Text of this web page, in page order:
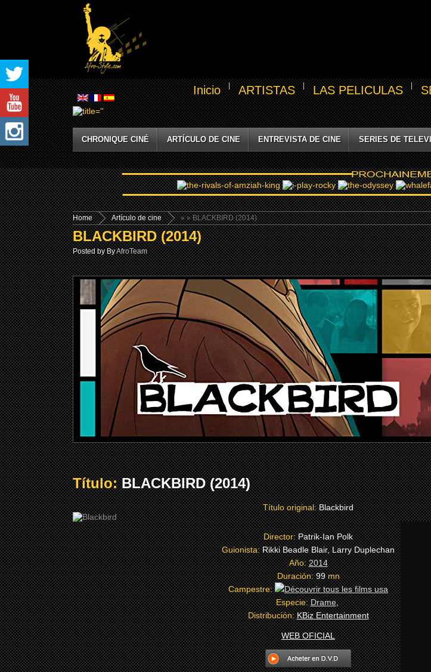
Inicio ARTISTAS LAS PELICULAS
CHRONIQUE CINÉ ARTÍCULO DE CINE ENTREVISTA DE CINE SERIES DE
Home »
Artículo de cine » BLACKBIRD (2014)
BLACKBIRD (2014)
Posted by ByAfroTeam
Título:BLACKBIRD (2014)
Título original:Blackbird
Director:Patrik-Ian Polk
Guionista:Rikki Beadle Blair, Larry Duplechan
Año:2014
Duración:99mn
Campestre:
Especie:Drame,
Distribución:KBiz Entertainment
WEB OFICIAL